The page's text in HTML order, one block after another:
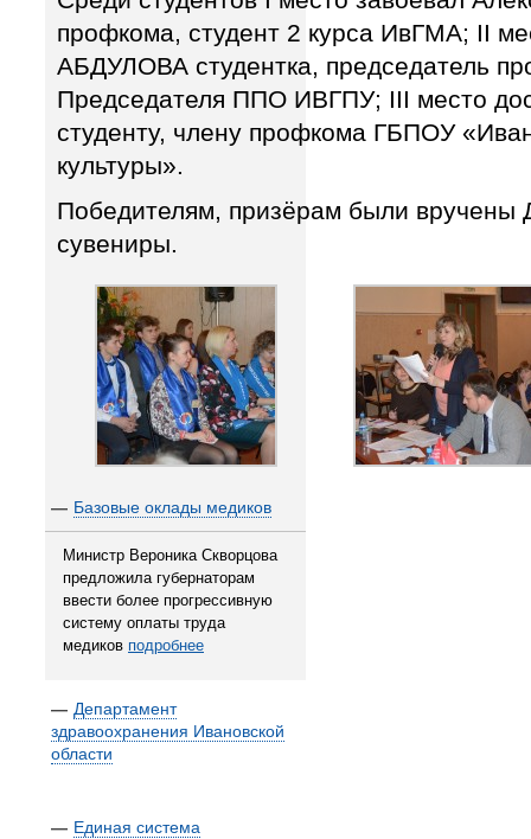
профкома, студент 2 курса ИвГМА; II
АБДУЛОВА студентка, председатель
Председателя ППО ИВГПУ; III место
студенту, члену профкома ГБПОУ
культуры».
Победителям, призёрам были вручены
сувениры.
— Базовые оклады медиков
Министр Вероника Скворцова
предложила губернаторам
ввести более прогрессивную
систему оплаты труда
медиков подробнее
— Департамент
здравоохранения Ивановской
области
— Единая система